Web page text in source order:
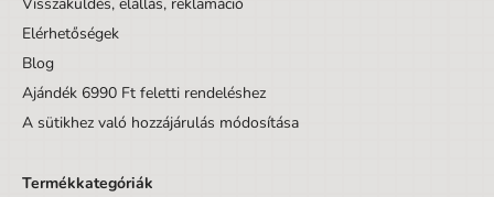
Elérhetőségek
Blog
Ajándék 6990 Ft feletti rendeléshez
A sütikhez való hozzájárulás módosítása
Termékkategóriák